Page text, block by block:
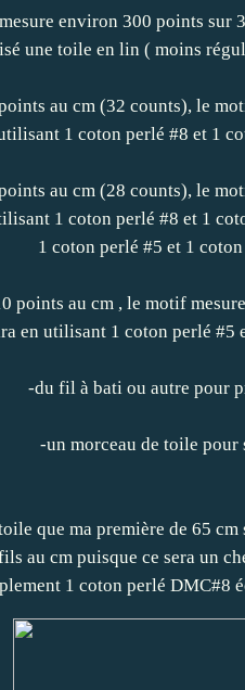
environ 300 points sur
une toile en lin ( moins
au cm (32 counts), le
1 coton perlé #8 et 1
au cm (28 counts), le
1 coton perlé #8 et 1
1 coton perlé #5 et 1
points au cm , le motif
en utilisant 1 coton perlé #5
-du fil à bati ou autre pour
-un morceau de toile pour
que ma première de 65
au cm puisque ce sera un
1 coton perlé DMC#8